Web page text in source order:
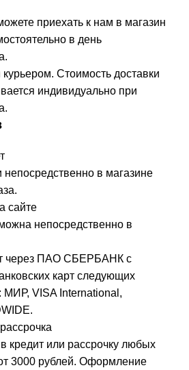
приехать к нам в магазин
в день
Стоимость доставки
индивидуально при
в магазине
сайте
непосредственно в
через ПАО СБЕРБАНК с
карт следующих
МИР, VISA International,
кредит или рассрочку любых
3000 рублей. Оформление